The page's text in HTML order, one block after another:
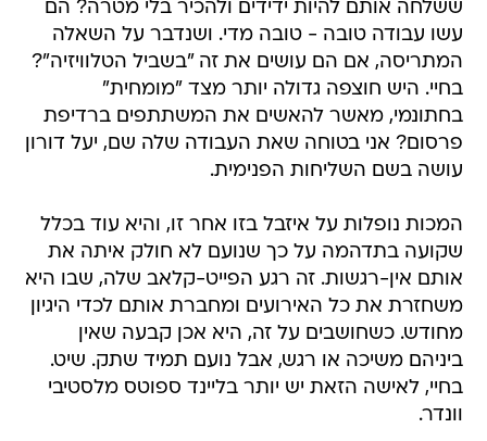
ששלחה אותם להיות ידידים ולהכיר בלי מטרה? הם
עשו עבודה טובה - טובה מדי. ושנדבר על השאלה
המתריסה, אם הם עושים את זה "בשביל הטלוויזיה"?
בחיי. היש חוצפה גדולה יותר מצד "מומחית"
בחתונמי, מאשר להאשים את המשתתפים ברדיפת
פרסום? אני בטוחה שאת העבודה שלה שם, יעל דורון
עושה בשם השליחות הפנימית.
המכות נופלות על איזבל בזו אחר זו, והיא עוד בכלל
שקועה בתדהמה על כך שנועם לא חולק איתה את
אותם אין-רגשות. זה רגע הפייט-קלאב שלה, שבו היא
משחזרת את כל האירועים ומחברת אותם לכדי היגיון
מחודש. כשחושבים על זה, היא אכן קבעה שאין
ביניהם משיכה או רגש, אבל נועם תמיד שתק. שיט.
בחיי, לאישה הזאת יש יותר בליינד ספוטס מלסטיבי
וונדר.